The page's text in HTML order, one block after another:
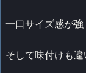
一口サイズ感が強
そして味付けも違